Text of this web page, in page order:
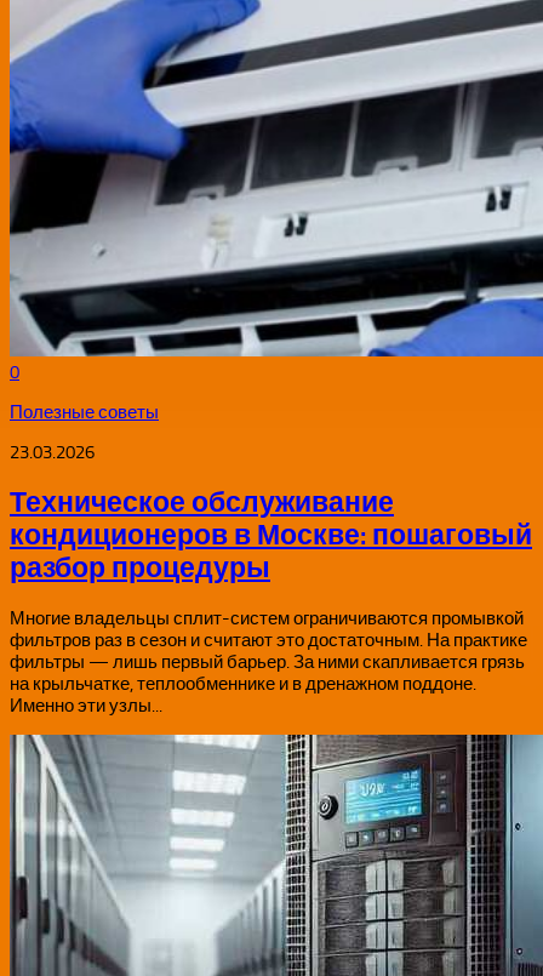
0
Полезные советы
23.03.2026
Техническое обслуживание
кондиционеров в Москве: пошаговый
разбор процедуры
Многие владельцы сплит-систем ограничиваются промывкой
фильтров раз в сезон и считают это достаточным. На практике
фильтры — лишь первый барьер. За ними скапливается грязь
на крыльчатке, теплообменнике и в дренажном поддоне.
Именно эти узлы...